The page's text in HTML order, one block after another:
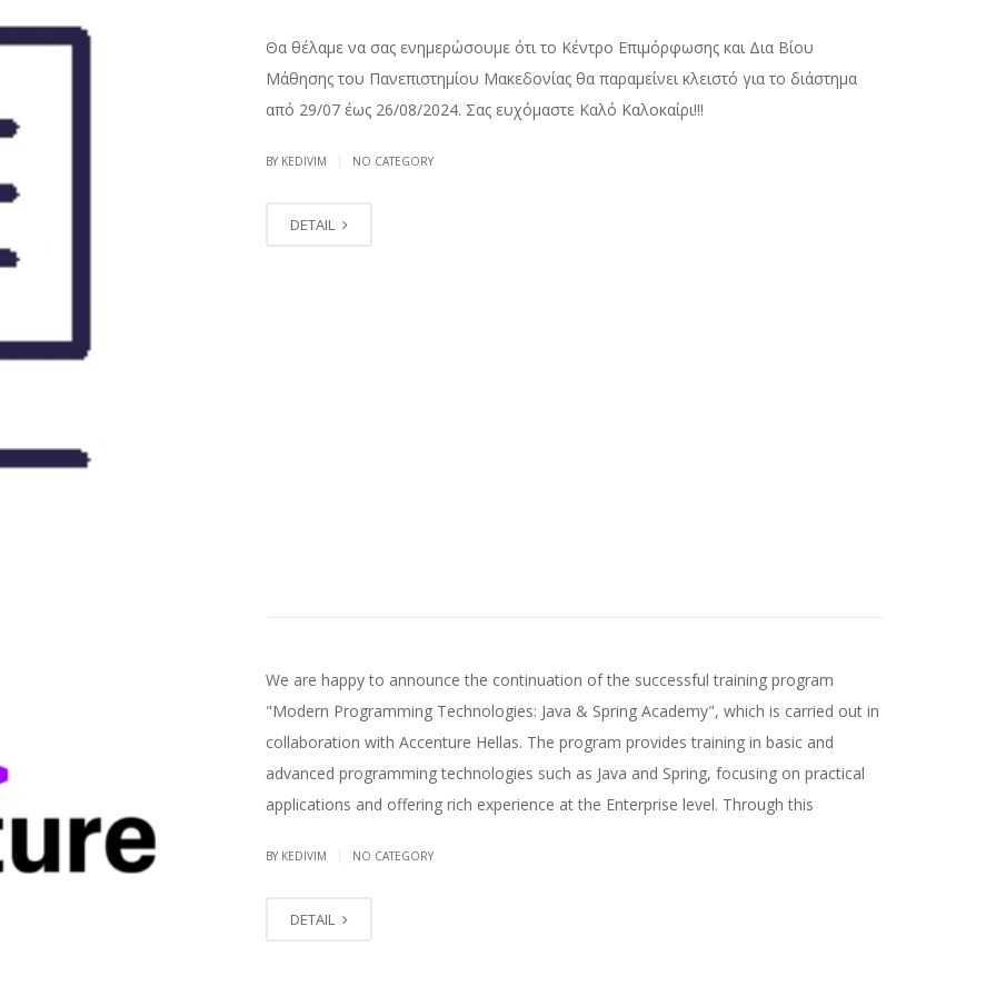
Θα θέλαμε να σας ενημερώσουμε ότι το Κέντρο Επιμόρφωσης και Δια Βίου
Μάθησης του Πανεπιστημίου Μακεδονίας θα παραμείνει κλειστό για το διάστημα
από 29/07 έως 26/08/2024. Σας ευχόμαστε Καλό Καλοκαίρι!!!
BY KEDIVIM NO CATEGORY
DETAIL
We are happy to announce the continuation of the successful training program
"Modern Programming Technologies: Java & Spring Academy", which is carried out in
collaboration with Accenture Hellas. The program provides training in basic and
advanced programming technologies such as Java and Spring, focusing on practical
applications and offering rich experience at the Enterprise level. Through this
BY KEDIVIM NO CATEGORY
DETAIL